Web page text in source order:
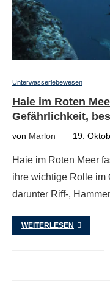
Unterwasserlebewesen
Haie im Roten
Gefährlichkeit,
von Marlon 19.
Haie im Roten Meer
ihre wichtige Rolle im
darunter Riff-,
WEITERLESEN